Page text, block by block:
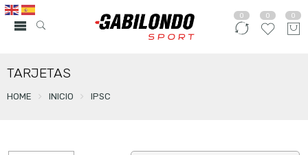
0 0 0
TARJETAS
HOME INICIO IPSC